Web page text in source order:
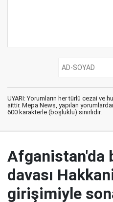
UYARI: Yorumların her türlü cezai ve
aittir. Mepa News, yapılan
600 karakterle (boşluklu) sınırlıdır.
Afganistan'da
davası
girişimiyle